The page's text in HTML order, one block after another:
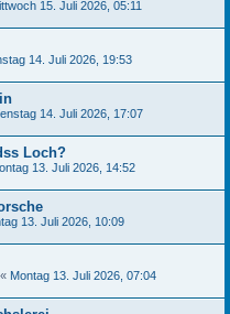
15. Juli 2026, 05:11
14. Juli 2026, 19:53
14. Juli 2026, 17:07
Loch?
13. Juli 2026, 14:52
13. Juli 2026, 10:09
« Montag 13. Juli 2026, 07:04